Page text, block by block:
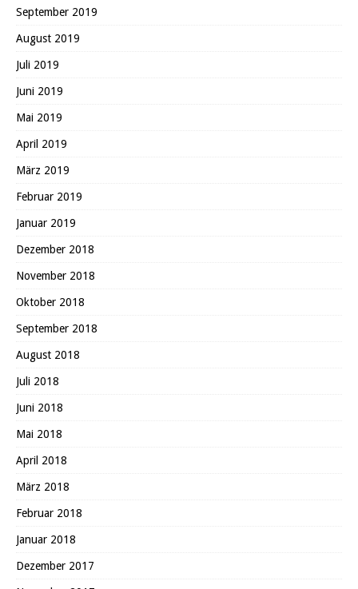
September 2019
August 2019
Juli 2019
Juni 2019
Mai 2019
April 2019
März 2019
Februar 2019
Januar 2019
Dezember 2018
November 2018
Oktober 2018
September 2018
August 2018
Juli 2018
Juni 2018
Mai 2018
April 2018
März 2018
Februar 2018
Januar 2018
Dezember 2017